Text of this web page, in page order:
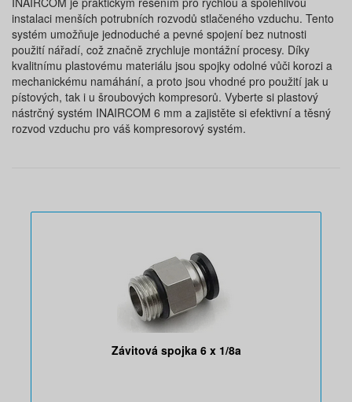
instalaci menších potrubních rozvodů stlačeného vzduchu. Tento
systém umožňuje jednoduché a pevné spojení bez nutnosti
použití nářadí, což značně zrychluje montážní procesy. Díky
kvalitnímu plastovému materiálu jsou spojky odolné vůči korozi a
mechanickému namáhání, a proto jsou vhodné pro použití jak u
pístových, tak i u šroubových kompresorů. Vyberte si plastový
nástrčný systém INAIRCOM 6 mm a zajistěte si efektivní a těsný
rozvod vzduchu pro váš kompresorový systém.
Závitová spojka 6 x 1/8a